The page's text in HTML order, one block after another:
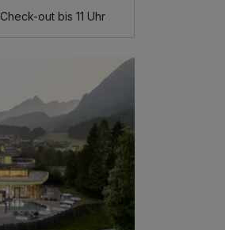
Check-out bis 11 Uhr